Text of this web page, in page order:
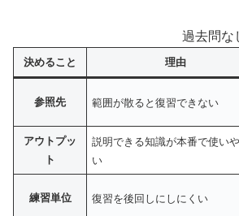
過去問な
決めること 理由
参照先 範囲が散ると復習できない
アウトプッ
ト
説明できる知識が本番で使い
い
練習単位 復習を後回しにしにくい